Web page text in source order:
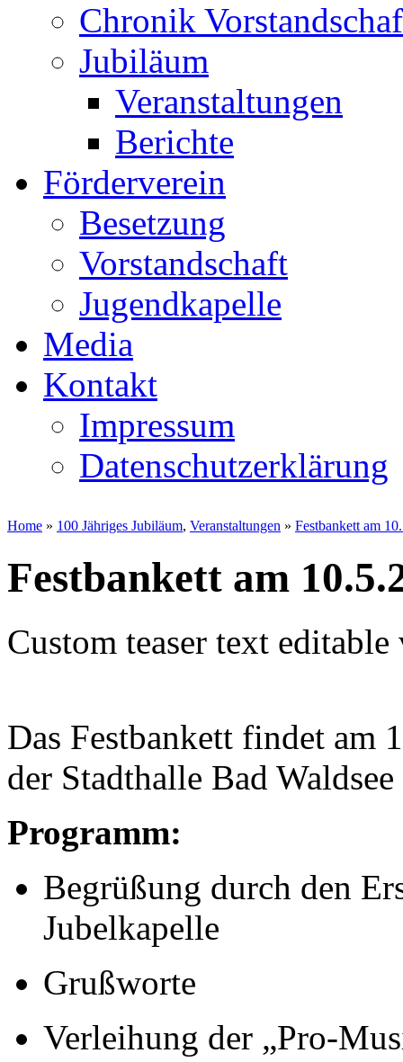
Chronik
Jubiläum
Veranstaltungen
Berichte
Förderverein
Besetzung
Vorstandschaft
Jugendkapelle
Media
Kontakt
Impressum
Datenschutzerklärung
Home » 100 Jähriges Jubiläum, Veranstaltungen » Festbankett am
Festbankett am
Custom teaser text
Das Festbankett findet am
der Stadthalle Bad
Programm:
Begrüßung durch den
Jubelkapelle
Grußworte
Verleihung der „Pro-